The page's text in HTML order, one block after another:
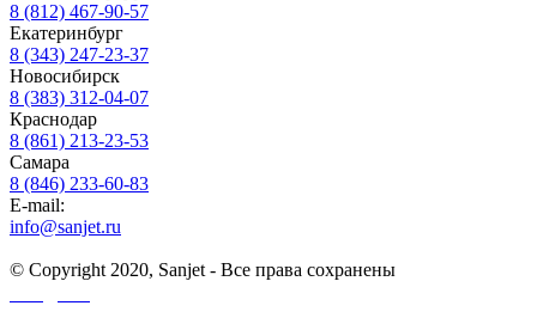
8 (812) 467-90-57
Екатеринбург
8 (343) 247-23-37
Новосибирск
8 (383) 312-04-07
Краснодар
8 (861) 213-23-53
Самара
8 (846) 233-60-83
E-mail:
info@sanjet.ru
© Copyright 2020, Sanjet - Все права сохранены